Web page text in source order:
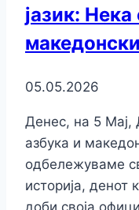
јазик: Нека
05.05.2026
Денес, на 5 Мај,
азбука и
одбележуваме
историја, денот
доби своја